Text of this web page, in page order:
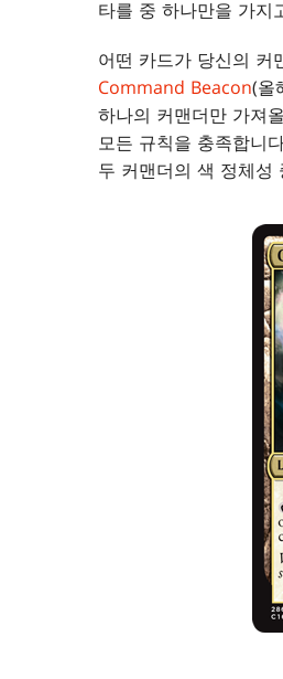
타를 중 하나만을 가지
어떤 카드가 당신의 커
Command Beacon(올
하나의 커맨더만 가져
모든 규칙을 충족합니
두 커맨더의 색 정체성